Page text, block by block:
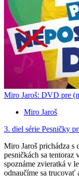
Miro Jaroš: DVD pre
Miro Jaroš
3. diel série Pesničky
Miro Jaroš prichádza s
pesničkách sa tentoraz
spoznáme zvieratká v
odnaučíme sa trucovať